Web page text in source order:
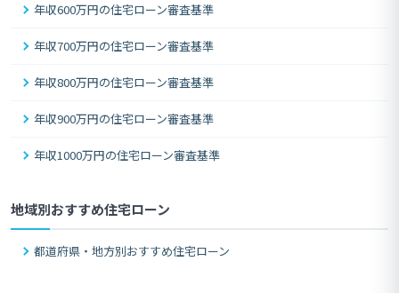
年収600万円の住宅ローン審査基準
年収700万円の住宅ローン審査基準
年収800万円の住宅ローン審査基準
年収900万円の住宅ローン審査基準
年収1000万円の住宅ローン審査基準
地域別おすすめ住宅ローン
都道府県・地方別おすすめ住宅ローン